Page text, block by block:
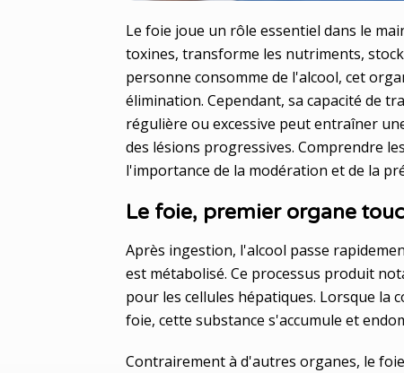
Le foie joue un rôle essentiel dans le
toxines, transforme les nutriments,
personne consomme de l'alcool, cet
élimination. Cependant, sa capacité de
régulière ou excessive peut entraîner
des lésions progressives. Comprendre
l'importance de la modération et de la
Le foie, premier organe
Après ingestion, l'alcool passe
est métabolisé. Ce processus produit
pour les cellules hépatiques. Lorsque la
foie, cette substance s'accumule et
Contrairement à d'autres organes, le